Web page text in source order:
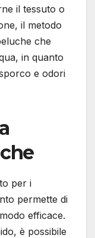
il tessuto o
il metodo
che
in quanto
e odori
per i
permette di
efficace.
è possibile